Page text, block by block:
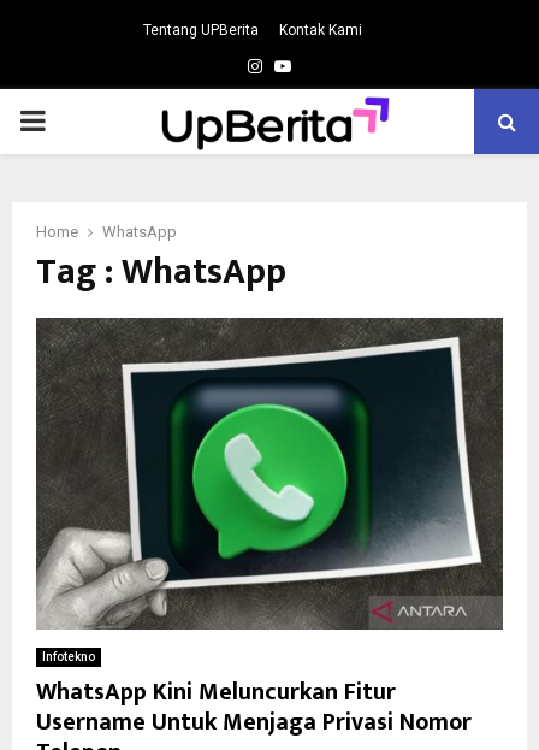
Tentang UPBerita Kontak Kami
Instagram
Youtube
PRIMARY
Home WhatsApp
Tag : WhatsApp
Infotekno
WhatsApp Kini Meluncurkan Fitur
Username Untuk Menjaga Privasi Nomor